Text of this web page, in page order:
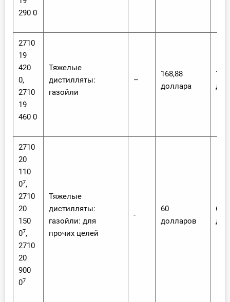
290 0
2710
19
420
0,
2710
19
460 0
Тяжелые
дистилляты:
газойли
–
168,88
доллара
2710
20
110
07,
2710
20
150
07,
2710
20
900
07
Тяжелые
дистилляты:
газойли: для
прочих целей
-
60
долларов
60